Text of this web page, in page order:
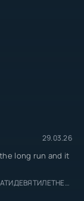
29.03.26
long run and it
АВАНТЮРИСТА